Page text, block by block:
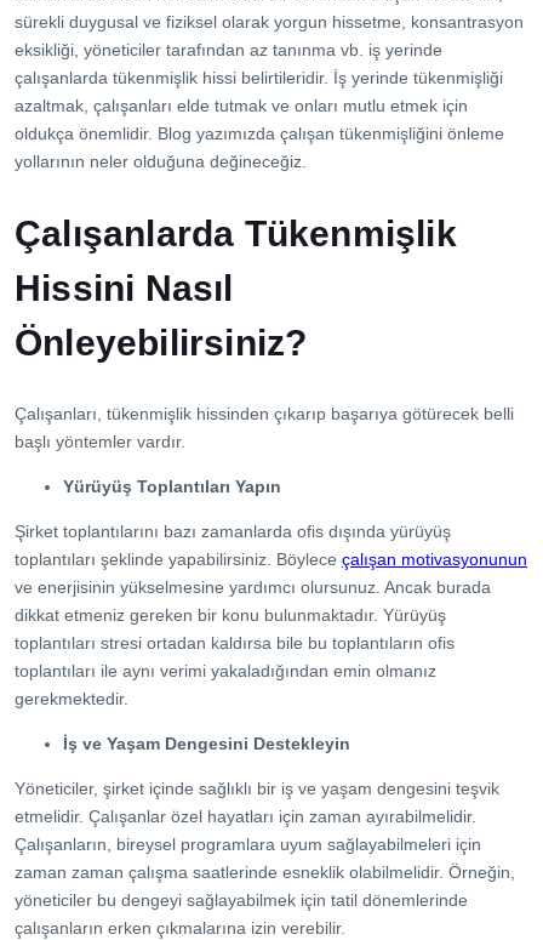
Referanslar
İletişim
sürekli duygusal ve fiziksel olarak yorgun hissetme, konsantrasyon
eksikliği, yöneticiler tarafından az tanınma vb. iş yerinde
çalışanlarda tükenmişlik hissi belirtileridir. İş yerinde tükenmişliği
azaltmak, çalışanları elde tutmak ve onları mutlu etmek için
oldukça önemlidir. Blog yazımızda çalışan tükenmişliğini önleme
yollarının neler olduğuna değineceğiz.
Çalışanlarda Tükenmişlik
Hissini Nasıl
Önleyebilirsiniz?
Çalışanları, tükenmişlik hissinden çıkarıp başarıya götürecek belli
başlı yöntemler vardır.
Yürüyüş Toplantıları Yapın
Şirket toplantılarını bazı zamanlarda ofis dışında yürüyüş
toplantıları şeklinde yapabilirsiniz. Böylece çalışan motivasyonunun
ve enerjisinin yükselmesine yardımcı olursunuz. Ancak burada
dikkat etmeniz gereken bir konu bulunmaktadır. Yürüyüş
toplantıları stresi ortadan kaldırsa bile bu toplantıların ofis
toplantıları ile aynı verimi yakaladığından emin olmanız
gerekmektedir.
İş ve Yaşam Dengesini Destekleyin
Yöneticiler, şirket içinde sağlıklı bir iş ve yaşam dengesini teşvik
etmelidir. Çalışanlar özel hayatları için zaman ayırabilmelidir.
Çalışanların, bireysel programlara uyum sağlayabilmeleri için
zaman zaman çalışma saatlerinde esneklik olabilmelidir. Örneğin,
yöneticiler bu dengeyi sağlayabilmek için tatil dönemlerinde
çalışanların erken çıkmalarına izin verebilir.